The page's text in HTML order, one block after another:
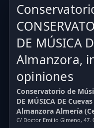
DE MÚSICA
Almanzora,
opiniones
Conservatorio de
DE MÚSICA DE
Almanzora Almería
C/ Doctor Emilio Gimeno, 47.